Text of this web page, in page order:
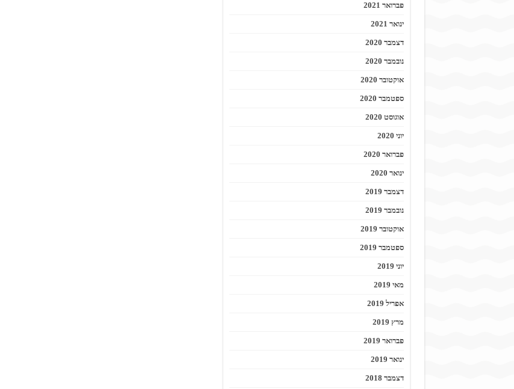
פברואר 2021
ינואר 2021
דצמבר 2020
נובמבר 2020
אוקטובר 2020
ספטמבר 2020
אוגוסט 2020
יוני 2020
פברואר 2020
ינואר 2020
דצמבר 2019
נובמבר 2019
אוקטובר 2019
ספטמבר 2019
יוני 2019
מאי 2019
אפריל 2019
מרץ 2019
פברואר 2019
ינואר 2019
דצמבר 2018